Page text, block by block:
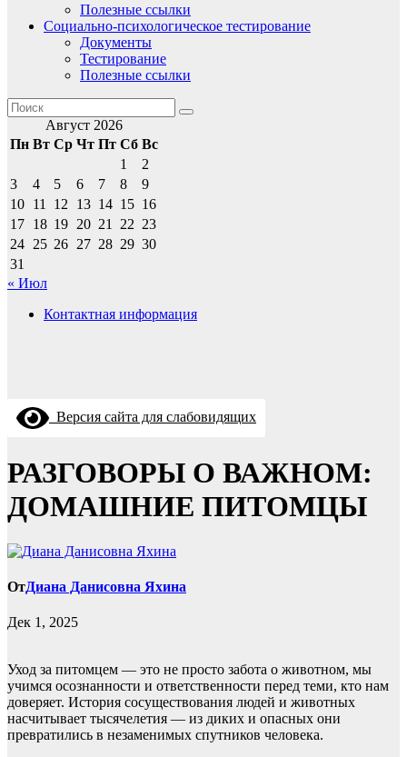
Полезные ссылки
Социально-психологическое тестирование
Документы
Тестирование
Полезные ссылки
Август 2026
Пн Вт Ср Чт Пт Сб Вс
1
2
3
4 5 6 7 8
9
10 11 12 13 14 15 16
17 18 19 20 21 22 23
24 25 26 27 28 29 30
31
« Июл
Контактная информация
Версия сайта для слабовидящих
РАЗГОВОРЫ О ВАЖНОМ:
ДОМАШНИЕ ПИТОМЦЫ
ОтДиана Данисовна Яхина
Дек 1, 2025
Уход за питомцем — это не просто забота о животном, мы
учимся осознанности и ответственности перед теми, кто нам
доверяет. История сосуществования людей и животных
насчитывает тысячелетия — из диких и опасных они
превратились в незаменимых спутников человека.